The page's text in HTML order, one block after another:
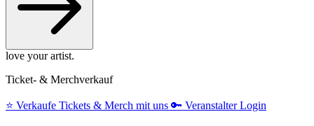
love your artist.
Ticket- & Merchverkauf
⭐️ Verkaufe Tickets & Merch mit uns 🔑 Veranstalter Login